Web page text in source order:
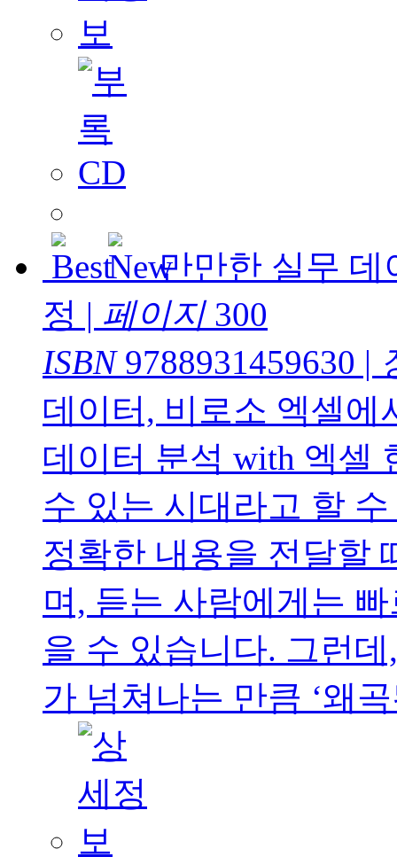
만만한 실무 데
정 | 페이지300
ISBN9788931459630 |
데이터, 비로소 엑셀에
데이터 분석 with 엑셀
수 있는 시대라고 할
정확한 내용을 전달할
며, 듣는 사람에게는
을 수 있습니다. 그런
가 넘쳐나는 만큼 ‘왜